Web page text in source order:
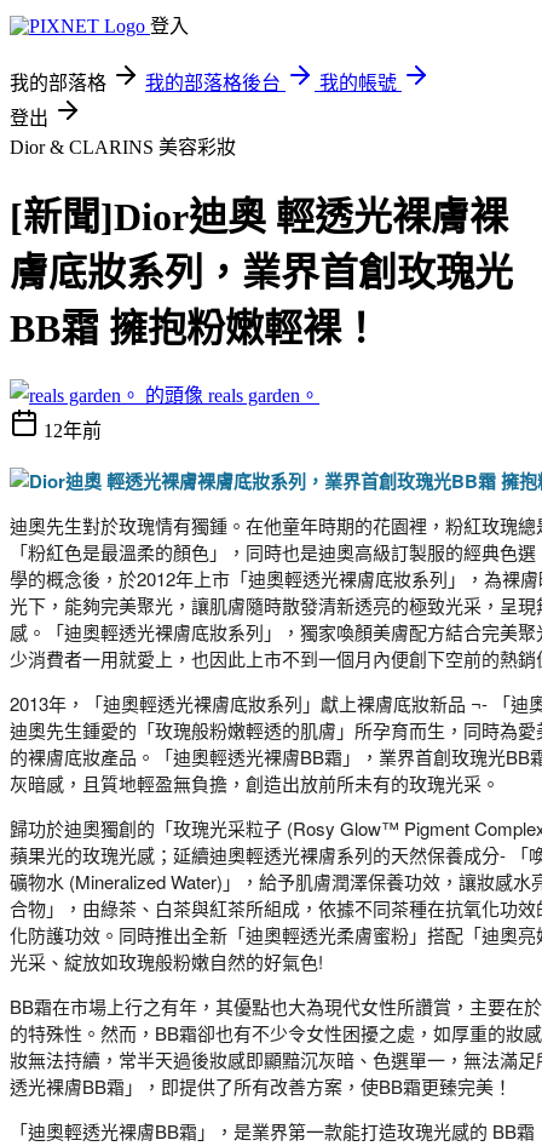
登入
我的部落格 我的部落格後台
我的帳號
登出
Dior & CLARINS 美容彩妝
[新聞]Dior迪奧 輕透光裸膚裸
膚底妝系列，業界首創玫瑰光
BB霜 擁抱粉嫩輕裸！
reals garden。
12年前
迪奧先生對於玫瑰情有獨鍾。在他童年時期的花園裡，粉紅玫瑰
「粉紅色是最溫柔的顏色」，同時也是迪奧高級訂製服的經典色
學的概念後，於2012年上市「迪奧輕透光裸膚底妝系列」，為裸
光下，能夠完美聚光，讓肌膚隨時散發清新透亮的極致光采，呈
感。「迪奧輕透光裸膚底妝系列」，獨家喚顏美膚配方結合完美
少消費者一用就愛上，也因此上市不到一個月內便創下空前的熱銷
2013年，「迪奧輕透光裸膚底妝系列」獻上裸膚底妝新品 ¬- 「迪
迪奧先生鍾愛的「玫瑰般粉嫩輕透的肌膚」所孕育而生，同時為
的裸膚底妝產品。「迪奧輕透光裸膚BB霜」，業界首創玫瑰光BB
灰暗感，且質地輕盈無負擔，創造出放前所未有的玫瑰光采。
歸功於迪奧獨創的「玫瑰光采粒子 (Rosy Glow™ Pigment
蘋果光的玫瑰光感；延續迪奧輕透光裸膚系列的天然保養成分- 「
礦物水 (Mineralized Water)」，給予肌膚潤澤保養功效，讓妝感
合物」，由綠茶、白茶與紅茶所組成，依據不同茶種在抗氧化功
化防護功效。同時推出全新「迪奧輕透光柔膚蜜粉」搭配「迪奧
光采、綻放如玫瑰般粉嫩自然的好氣色!
BB霜在市場上行之有年，其優點也大為現代女性所讚賞，主要在
的特殊性。然而，BB霜卻也有不少令女性困擾之處，如厚重的妝
妝無法持續，常半天過後妝感即顯黯沉灰暗、色選單一，無法滿
透光裸膚BB霜」，即提供了所有改善方案，使BB霜更臻完美！
「迪奧輕透光裸膚BB霜」，是業界第一款能打造玫瑰光感的 BB